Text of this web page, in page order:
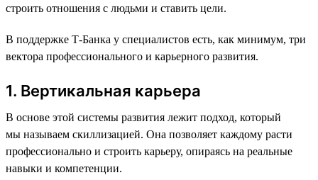
строить отношения с людьми и ставить цели.
В поддержке Т-Банка у специалистов есть, как минимум, три
вектора профессионального и карьерного развития.
1. Вертикальная карьера
В основе этой системы развития лежит подход, который
мы называем скиллизацией. Она позволяет каждому расти
профессионально и строить карьеру, опираясь на реальные
навыки и компетенции.